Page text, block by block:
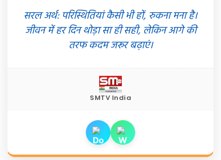
सरल अर्थ: परिस्थितियां कैसी भी हों, रुकना मना है।
जीवन में हर दिन थोड़ा सा ही सही, लेकिन आगे की
तरफ कदम जरूर बढ़ाएं।
SMTV India